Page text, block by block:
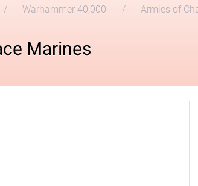
Warhammer 40,000 Armies of
Marines